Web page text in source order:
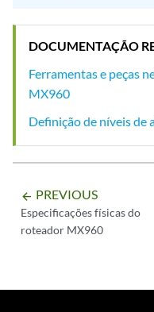
DOCUMENTAÇÃO
Ferramentas e peças
MX960
Definição de níveis de
arrow_backward PREVIOUS
Especificações físicas do
roteador MX960